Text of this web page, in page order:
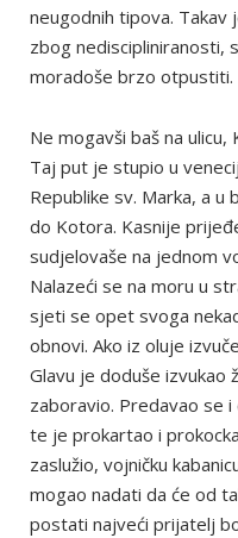
neugodnih tipova. Takav
zbog nediscipliniranosti,
moradoše brzo otpustiti.
Ne mogavši baš na
Taj put je stupio u
Republike sv. Marka, a
do Kotora. Kasnije
sudjelovaše na jednom
Nalazeći se na moru u
sjeti se opet svoga
obnovi. Ako iz oluje
Glavu je doduše izvukao
zaboravio. Predavao se
te je prokartao i
zaslužio, vojničku
mogao nadati da će od
postati najveći prijatelj